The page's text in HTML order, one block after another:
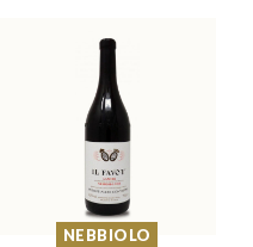
NEBBIOLO